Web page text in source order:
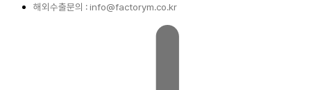
해외수출문의 : info@factorym.co.kr